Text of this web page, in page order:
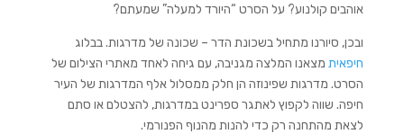
אוהבים קולנוע? על הסרט “היורד למעלה” שמעתם?
ובכן, סיורנו מתחיל בשכונת הדר – שכונה של מדרגות. בבלוג
חיפאיתמצאנו המלצה מגניבה, עם גיחה לאחד מאתרי הצילום של
הסרט. מדרגות שפינוזה הן חלק ממסלול אלף המדרגות של העיר
חיפה. שווה לקפוץ לאתגר ספרינט במדרגות, להצטלם או סתם
לצאת מהתחנה רק כדי להנות מהנוף הפנורמי.